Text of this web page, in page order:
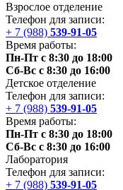
Взрослое отделение
Телефон для записи:
+ 7 (988) 539-91-05
Время работы:
Пн-Пт с 8:30 до 18:00
Сб-Вс с 8:30 до 16:00
Детское отделение
Телефон для записи:
+ 7 (988) 539-91-05
Время работы:
Пн-Пт с 8:30 до 18:00
Сб-Вс с 8:30 до 16:00
Лаборатория
Телефон для записи:
+ 7 (988) 539-91-05